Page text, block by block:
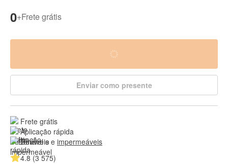
0+Frete grátis
Enviar como presente
Frete grátis
Aplicação rápida
Duráveis e impermeáveis
4.8 (3 575)